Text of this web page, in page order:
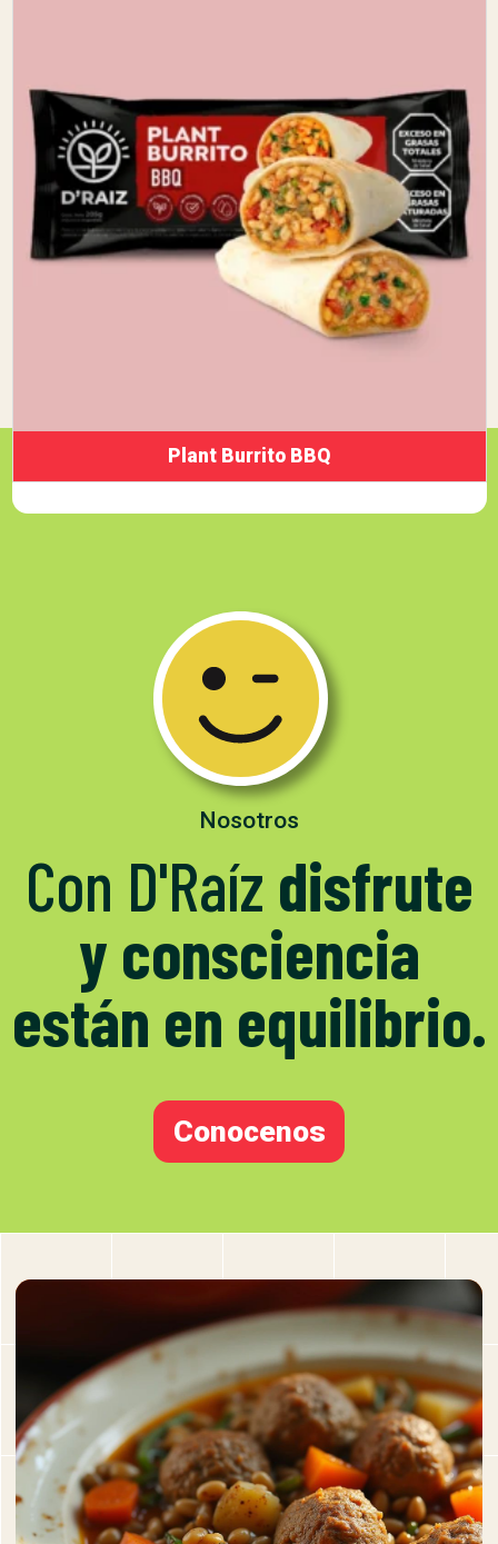
Plant Burrito BBQ
Nosotros
Con D'Raíz disfrute
y consciencia
están en equilibrio.
Conocenos